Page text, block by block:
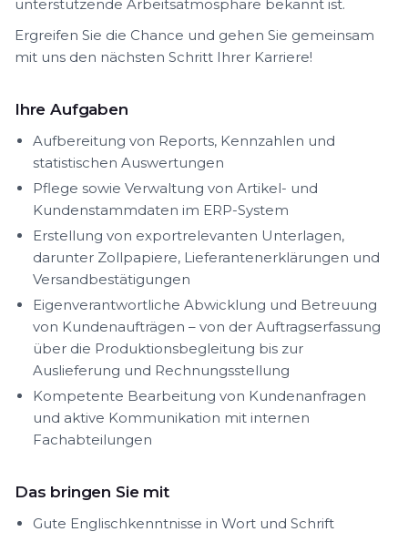
unterstützende Arbeitsatmosphäre bekannt ist.
Ergreifen Sie die Chance und gehen Sie gemeinsam
mit uns den nächsten Schritt Ihrer Karriere!
Ihre Aufgaben
Aufbereitung von Reports, Kennzahlen und
statistischen Auswertungen
Pflege sowie Verwaltung von Artikel- und
Kundenstammdaten im ERP-System
Erstellung von exportrelevanten Unterlagen,
darunter Zollpapiere, Lieferantenerklärungen und
Versandbestätigungen
Eigenverantwortliche Abwicklung und Betreuung
von Kundenaufträgen – von der Auftragserfassung
über die Produktionsbegleitung bis zur
Auslieferung und Rechnungsstellung
Kompetente Bearbeitung von Kundenanfragen
und aktive Kommunikation mit internen
Fachabteilungen
Das bringen Sie mit
Gute Englischkenntnisse in Wort und Schrift